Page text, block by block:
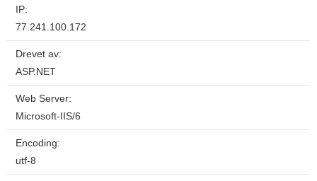
IP:
77.241.100.172
Drevet av:
ASP.NET
Web Server:
Microsoft-IIS/6
Encoding:
utf-8